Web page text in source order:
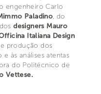
engenheiro Carlo
Paladino, do
designers Mauro
Italiana Design
produção dos
e às análises atentas
do Politécnico de
Vettese.